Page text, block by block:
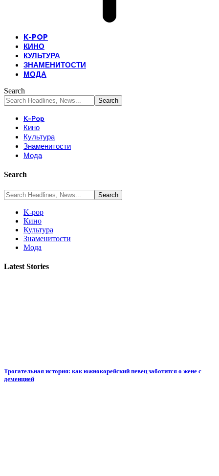
K-POP
КИНО
КУЛЬТУРА
ЗНАМЕНИТОСТИ
МОДА
Search
K-Pop
Кино
Культура
Знаменитости
Мода
Search
K-pop
Кино
Культура
Знаменитости
Мода
Latest Stories
Трогательная история: как южнокорейский певец заботится о жене с
деменцией